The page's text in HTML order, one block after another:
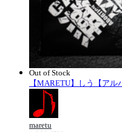
Out of Stock
【MARETU】しう【アル
maretu